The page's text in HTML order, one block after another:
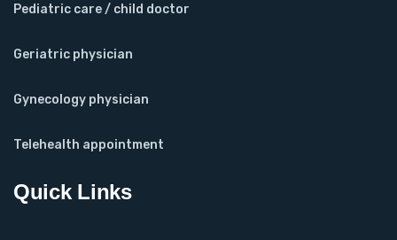
Pediatric care / child doctor
Geriatric physician
Gynecology physician
Telehealth appointment
Quick Links